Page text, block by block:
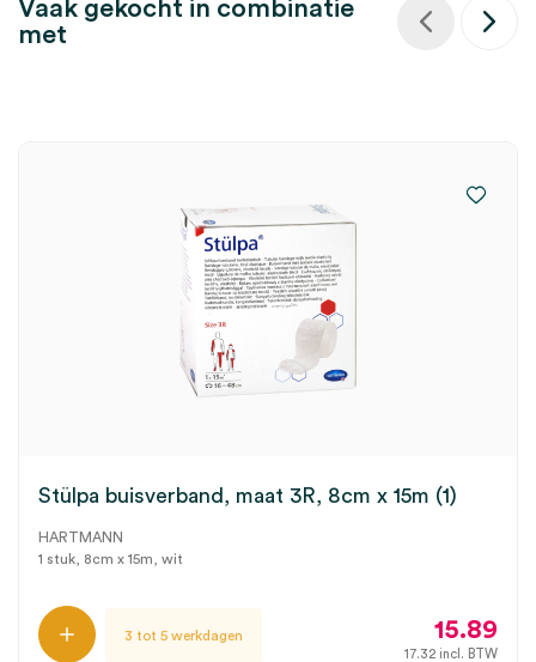
Vaak gekocht in combinatie
met
Stülpa buisverband, maat 3R, 8cm x 15m (1)
HARTMANN
1 stuk, 8cm x 15m, wit
3 tot 5 werkdagen 15.89
17.32 incl. BTW